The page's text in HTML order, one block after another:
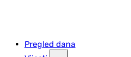
Pregled dana